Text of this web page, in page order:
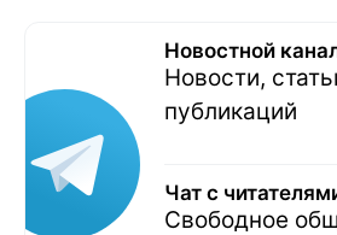
Новостной
Новости,
публикаций
Чат с
Свободное